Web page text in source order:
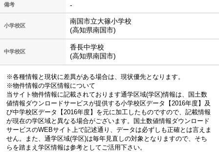
備考 -
小学校区
南国市立大篠小学校
(高知県南国市)
中学校区
香長中学校
(高知県南国市)
※各種情報と現状に差異がある場合は、現状優先となります。
※物件情報の学区情報について
当サイト物件情報に記載されております通学区域(学区)情報は、国土数
値情報ダウンロードサービスが提供する小学校区データ【2016年度】及
び中学校区データ【2016年度】を元に加工したものですので、記載情報
が現在の学区域と異なる場合がございます。国土数値情報ダウンロード
サービスのWEBサイト上で記述通り、データは必ずしも正確とは言えま
せん。また、通学区域(学区)は毎年見直しの対象となりますので、そち
らを踏まえ学区情報は参考としてご活用下さい。